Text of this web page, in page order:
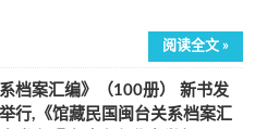
阅读全文 »
档案汇编》（100册） 新书发
行,《馆藏民国闽台关系档案汇